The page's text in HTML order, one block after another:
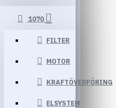
1070
FILTER
MOTOR
KRAFTÖVERFÖRING
ELSYSTEM